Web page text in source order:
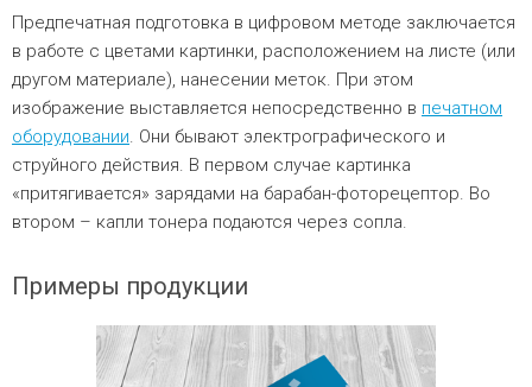
Предпечатная подготовка в цифровом методе заключается
в работе с цветами картинки, расположением на листе (или
другом материале), нанесении меток. При этом
изображение выставляется непосредственно в печатном
оборудовании. Они бывают электрографического и
струйного действия. В первом случае картинка
«притягивается» зарядами на барабан-фоторецептор. Во
втором – капли тонера подаются через сопла.
Примеры продукции